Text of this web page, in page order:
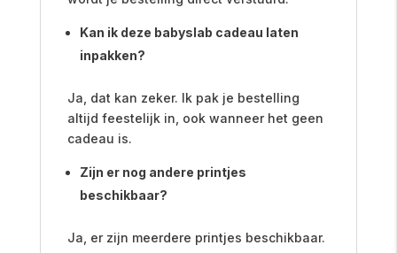
Kan ik deze babyslab cadeau laten
inpakken?
Ja, dat kan zeker. Ik pak je bestelling
altijd feestelijk in, ook wanneer het geen
cadeau is.
Zijn er nog andere printjes
beschikbaar?
Ja, er zijn meerdere printjes beschikbaar.